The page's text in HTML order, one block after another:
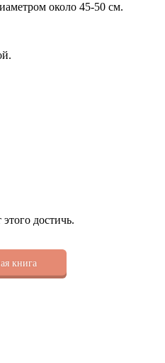
около 45-50 см.
достичь.
книга